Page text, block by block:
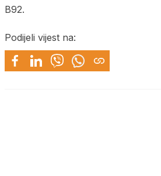
B92.
Podijeli vijest na: